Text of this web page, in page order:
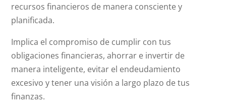
recursos financieros de manera consciente y
planificada.
Implica el compromiso de cumplir con tus
obligaciones financieras, ahorrar e invertir de
manera inteligente, evitar el endeudamiento
excesivo y tener una visión a largo plazo de tus
finanzas.